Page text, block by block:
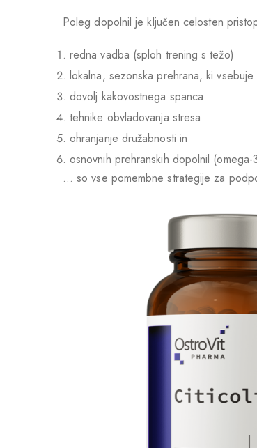
Poleg dopolnil je ključen celosten
redna vadba (sploh trening s težo)
lokalna, sezonska prehrana, ki
dovolj kakovostnega spanca
tehnike obvladovanja stresa
ohranjanje družabnosti in
osnovnih prehranskih dopolnil
… so vse pomembne strategije za